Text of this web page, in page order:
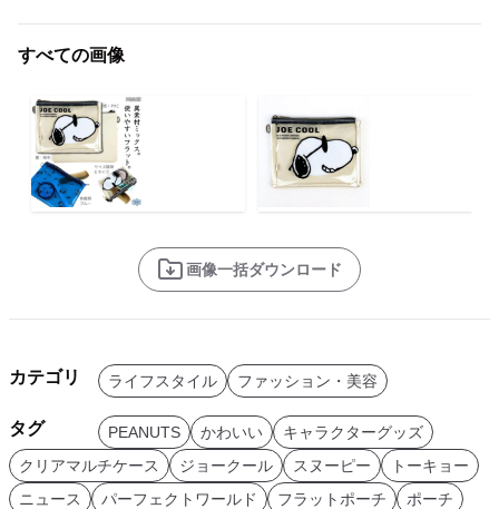
すべての画像
画像一括ダウンロード
カテゴリ ライフスタイル ファッション・美容
タグ PEANUTS かわいい
キャラクターグッズ
クリアマルチケース
ジョークール スヌーピー
トーキョー
ニュース
パーフェクトワールド フラットポーチ
ポーチ